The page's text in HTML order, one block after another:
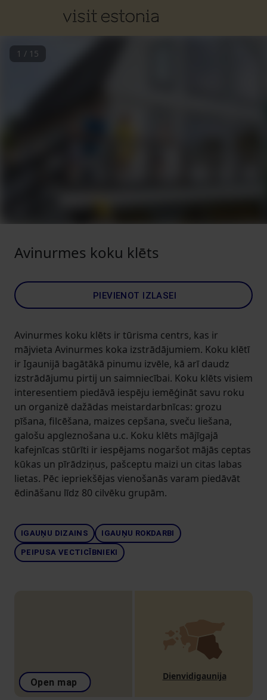
1 / 15
Avinurmes koku klēts
PIEVIENOT IZLASEI
Avinurmes koku klēts ir tūrisma centrs, kas ir
mājvieta Avinurmes koka izstrādājumiem. Koku klētī
ir Igaunijā bagātākā pinumu izvēle, kā arī daudz
izstrādājumu pirtij un saimniecībai. Koku klēts visiem
interesentiem piedāvā iespēju iemēģināt savu roku
un organizē dažādas meistardarbnīcas: grozu
pīšana, filcēšana, maizes cepšana, sveču liešana,
galošu apgleznošana u.c. Koku klēts mājīgajā
kafejnīcas stūrīti ir iespējams nogaršot mājās ceptas
kūkas un pīrādziņus, pašceptu maizi un citas labas
lietas. Pēc iepriekšējas vienošanās varam piedāvāt
ēdināšanu līdz 80 cilvēku grupām.
IGAUŅU DIZAINS IGAUŅU ROKDARBI
PEIPUSA VECTICĪBNIEKI
Open map
Dienvidigaunija